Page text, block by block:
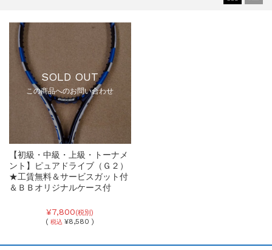
SOLD OUT
この商品へのお問い合わせ
【初級・中級・上級・トーナメ
ント】ピュアドライブ（Ｇ２）
★工賃無料＆サービスガット付
＆ＢＢオリジナルケース付
¥7,800(税別)
(税込 ¥8,580 )